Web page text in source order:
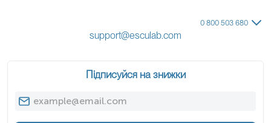
0 800 503 680
support@esculab.com
Підписуйся на знижки